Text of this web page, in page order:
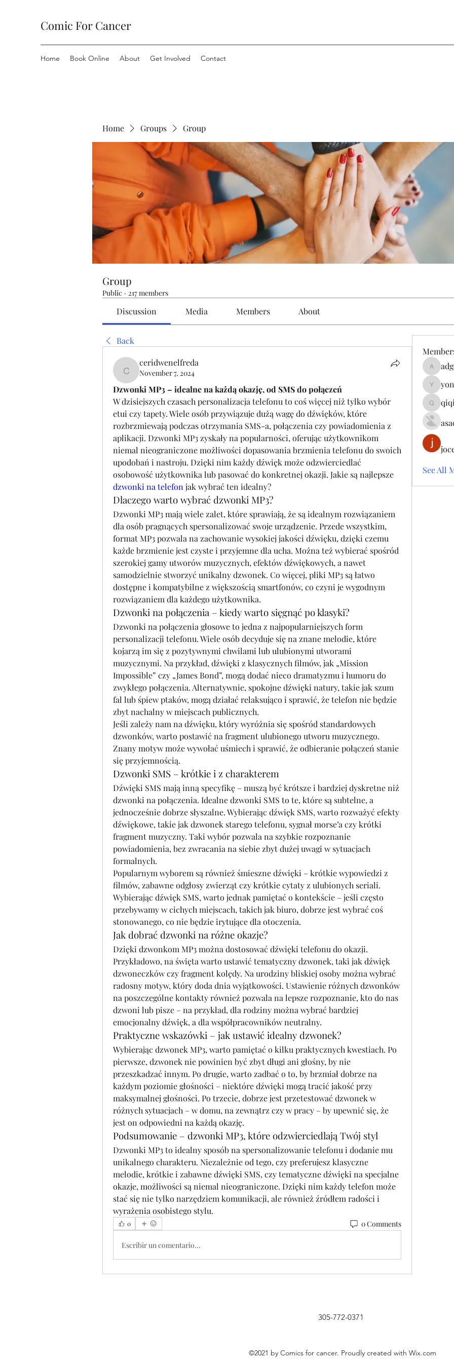
Comic For Cancer
Home Book Online About Get Involved Contact
Home Groups Group
Group
Public · 217 members
Discussion Media Members About
Back
ceridwenelfreda
ceridwenelfreda
November 7, 2024
Dzwonki MP3 – idealne na każdą okazję, od SMS do połączeń
W dzisiejszych czasach personalizacja telefonu to coś więcej niż tylko wybór
etui czy tapety. Wiele osób przywiązuje dużą wagę do dźwięków, które
rozbrzmiewają podczas otrzymania SMS-a, połączenia czy powiadomienia z
aplikacji. Dzwonki MP3 zyskały na popularności, oferując użytkownikom
niemal nieograniczone możliwości dopasowania brzmienia telefonu do swoich
upodobań i nastroju. Dzięki nim każdy dźwięk może odzwierciedlać
dzwonki na telefon jak wybrać ten idealny?
Dlaczego warto wybrać dzwonki MP3?
Dzwonki MP3 mają wiele zalet, które sprawiają, że są idealnym rozwiązaniem
dla osób pragnących spersonalizować swoje urządzenie. Przede wszystkim,
format MP3 pozwala na zachowanie wysokiej jakości dźwięku, dzięki czemu
każde brzmienie jest czyste i przyjemne dla ucha. Można też wybierać spośród
szerokiej gamy utworów muzycznych, efektów dźwiękowych, a nawet
samodzielnie stworzyć unikalny dzwonek. Co więcej, pliki MP3 są łatwo
dostępne i kompatybilne z większością smartfonów, co czyni je wygodnym
rozwiązaniem dla każdego użytkownika.
Dzwonki na połączenia – kiedy warto sięgnąć po klasyki?
Dzwonki na połączenia głosowe to jedna z najpopularniejszych form
personalizacji telefonu. Wiele osób decyduje się na znane melodie, które
kojarzą im się z pozytywnymi chwilami lub ulubionymi utworami
muzycznymi. Na przykład, dźwięki z klasycznych filmów, jak „Mission
Impossible” czy „James Bond”, mogą dodać nieco dramatyzmu i humoru do
zwykłego połączenia. Alternatywnie, spokojne dźwięki natury, takie jak szum
fal lub śpiew ptaków, mogą działać relaksująco i sprawić, że telefon nie będzie
zbyt nachalny w miejscach publicznych.
Jeśli zależy nam na dźwięku, który wyróżnia się spośród standardowych
dzwonków, warto postawić na fragment ulubionego utworu muzycznego.
Znany motyw może wywołać uśmiech i sprawić, że odbieranie połączeń stanie
się przyjemnością.
Dzwonki SMS – krótkie i z charakterem
Dźwięki SMS mają inną specyfikę – muszą być krótsze i bardziej dyskretne niż
dzwonki na połączenia. Idealne dzwonki SMS to te, które są subtelne, a
jednocześnie dobrze słyszalne. Wybierając dźwięk SMS, warto rozważyć efekty
dźwiękowe, takie jak dzwonek starego telefonu, sygnał morse’a czy krótki
fragment muzyczny. Taki wybór pozwala na szybkie rozpoznanie
powiadomienia, bez zwracania na siebie zbyt dużej uwagi w sytuacjach
formalnych.
Popularnym wyborem są również śmieszne dźwięki – krótkie wypowiedzi z
filmów, zabawne odgłosy zwierząt czy krótkie cytaty z ulubionych seriali.
Wybierając dźwięk SMS, warto jednak pamiętać o kontekście – jeśli często
przebywamy w cichych miejscach, takich jak biuro, dobrze jest wybrać coś
stonowanego, co nie będzie irytujące dla otoczenia.
Jak dobrać dzwonki na różne okazje?
Dzięki dzwonkom MP3 można dostosować dźwięki telefonu do okazji.
Przykładowo, na święta warto ustawić tematyczny dzwonek, taki jak dźwięk
dzwoneczków czy fragment kolędy. Na urodziny bliskiej osoby można wybrać
radosny motyw, który doda dnia wyjątkowości. Ustawienie różnych dzwonków
na poszczególne kontakty również pozwala na lepsze rozpoznanie, kto do nas
dzwoni lub pisze – na przykład, dla rodziny można wybrać bardziej
emocjonalny dźwięk, a dla współpracowników neutralny.
Praktyczne wskazówki – jak ustawić idealny dzwonek?
Wybierając dzwonek MP3, warto pamiętać o kilku praktycznych kwestiach. Po
pierwsze, dzwonek nie powinien być zbyt długi ani głośny, by nie
przeszkadzać innym. Po drugie, warto zadbać o to, by brzmiał dobrze na
każdym poziomie głośności – niektóre dźwięki mogą tracić jakość przy
maksymalnej głośności. Po trzecie, dobrze jest przetestować dzwonek w
różnych sytuacjach – w domu, na zewnątrz czy w pracy – by upewnić się, że
jest on odpowiedni na każdą okazję.
Podsumowanie – dzwonki MP3, które odzwierciedlają Twój styl
Dzwonki MP3 to idealny sposób na spersonalizowanie telefonu i dodanie mu
unikalnego charakteru. Niezależnie od tego, czy preferujesz klasyczne
melodie, krótkie i zabawne dźwięki SMS, czy tematyczne dźwięki na specjalne
okazje, możliwości są niemal nieograniczone. Dzięki nim każdy telefon może
stać się nie tylko narzędziem komunikacji, ale również źródłem radości i
wyrażenia osobistego stylu.
0 0 Comments
Escribir un comentario...
See All
305-772-0371
©2021 by Comics for cancer. Proudly created with Wix.com